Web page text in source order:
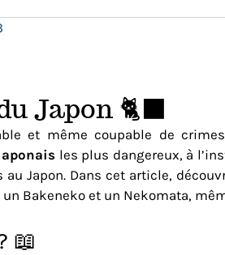
Japon 🐈‍⬛
et même coupable de
les plus dangereux, à
Japon. Dans cet article,
Bakeneko et un Nekomata,
📖